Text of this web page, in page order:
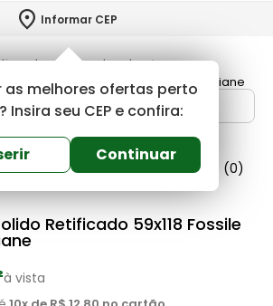
Informar CEP
as melhores ofertas perto
Insira seu CEP e confira:
Continuar
Porcelanatos
59x118 Fossile Polido Extra Eliane
Eliane (0)
Retificado 59x118 Fossile
à vista